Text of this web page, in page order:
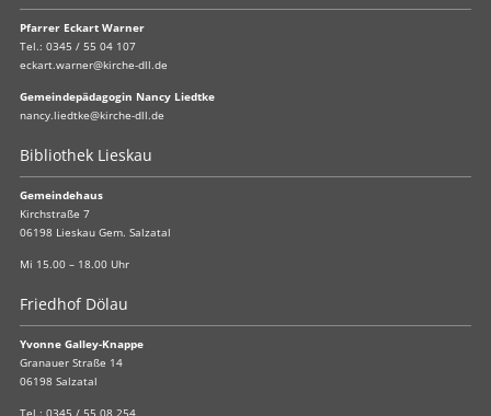
Pfarrer Eckart Warner
Tel.: 0345 / 55 04 107
eckart.warner@kirche-dll.de
Gemeindepädagogin Nancy Liedtke
nancy.liedtke@kirche-dll.de
Bibliothek Lieskau
Gemeindehaus
Kirchstraße 7
06198 Lieskau Gem. Salzatal
Mi 15.00 – 18.00 Uhr
Friedhof Dölau
Yvonne Galley-Knappe
Granauer Straße 14
06198 Salzatal